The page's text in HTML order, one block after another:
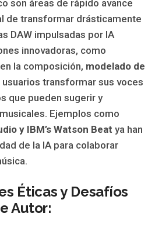
son áreas de rápido avance
de transformar drásticamente
DAW impulsadas por IA
innovadoras, como
la composición, modelado de
transformar sus voces
que pueden sugerir y
Ejemplos como
y IBM’s Watson Beat ya han
de la IA para colaborar
Éticas y Desafíos
Autor: